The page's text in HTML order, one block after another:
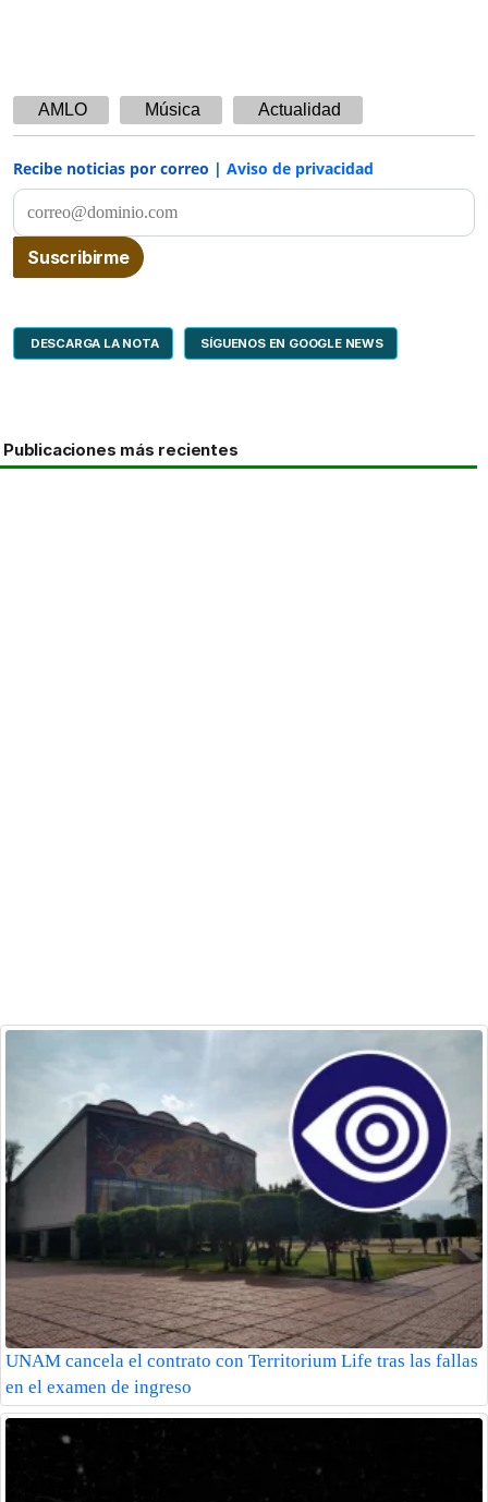
AMLO Música Actualidad
Recibe noticias por correo | Aviso de privacidad
DESCARGA LA NOTA SÍGUENOS EN GOOGLE NEWS
Publicaciones más recientes
UNAM cancela el contrato con Territorium Life tras las fallas
en el examen de ingreso